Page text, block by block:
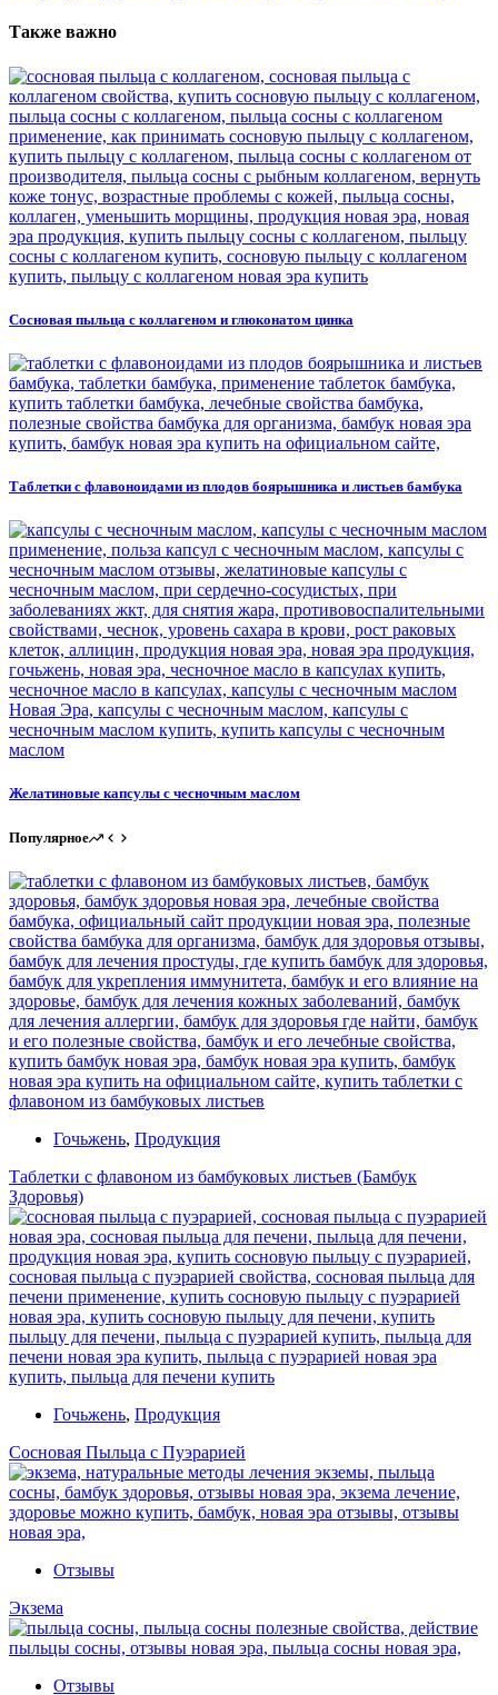
Также важно
Сосновая пыльца с коллагеном и глюконатом цинка
Таблетки с флавоноидами из плодов боярышника и листьев бамбука
Желатиновые капсулы с чесночным маслом
Популярное
Гочьжень, Продукция
Таблетки с флавоном из бамбуковых листьев (Бамбук
Здоровья)
Гочьжень, Продукция
Сосновая Пыльца с Пуэрарией
Отзывы
Экзема
Отзывы